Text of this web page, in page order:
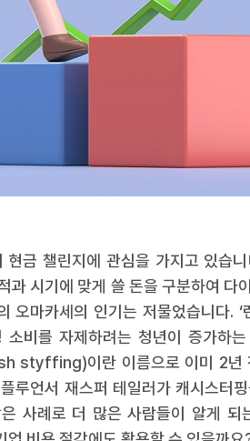
현금 챌린지에 관심을 가지고 있습
과 시기에 맞게 쓸 돈을 구분하여 다
마카세의 인기는 저물었습니다. ‘
비를 자제하려는 청년이 증가하
styffing)이란 이름으로 이미 2년
루언서 재스퍼 테일러가 캐시스
사례로 더 많은 사람들이 알게 되